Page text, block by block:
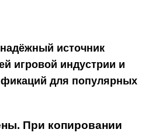
источник
игровой индустрии и
для популярных
При копировании